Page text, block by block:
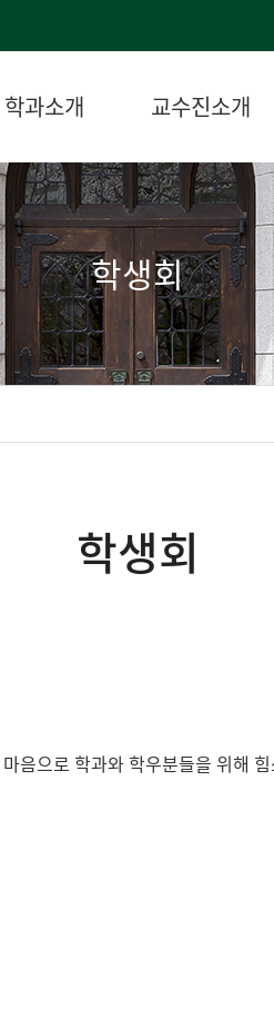
학과소개 교수진소개
학생회
학생회
음으로 학과와 학우분들을 위해